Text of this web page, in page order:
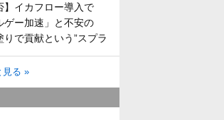
】イカフロー導入で
ゲー加速」と不安の
りで貢献という”スプラ
”は失われてしまうのか
見る »